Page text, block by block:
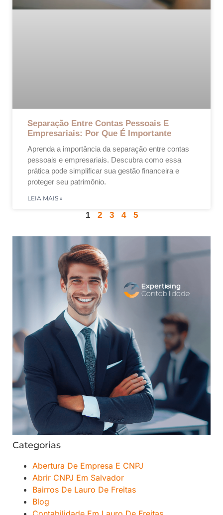
Separação Entre Contas Pessoais E
Empresariais: Por Que É Importante
Aprenda a importância da separação entre contas
pessoais e empresariais. Descubra como essa
prática pode simplificar sua gestão financeira e
proteger seu patrimônio.
LEIA MAIS »
1 2 3 4 5
Categorias
Abertura De Empresa E CNPJ
Abrir CNPJ Em Salvador
Bairros De Lauro De Freitas
Blog